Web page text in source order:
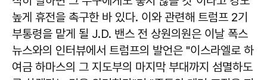
높게 휴전을 촉구한 바 있다. 이와 관련해 트럼프 2기
부통령을 맡게 될 J.D. 밴스 전 상원의원은 이날 폭스
뉴스와의 인터뷰에서 트럼프의 발언은 "이스라엘로 하
여금 하마스의 그 지도부의 마지막 부대까지 섬멸하도